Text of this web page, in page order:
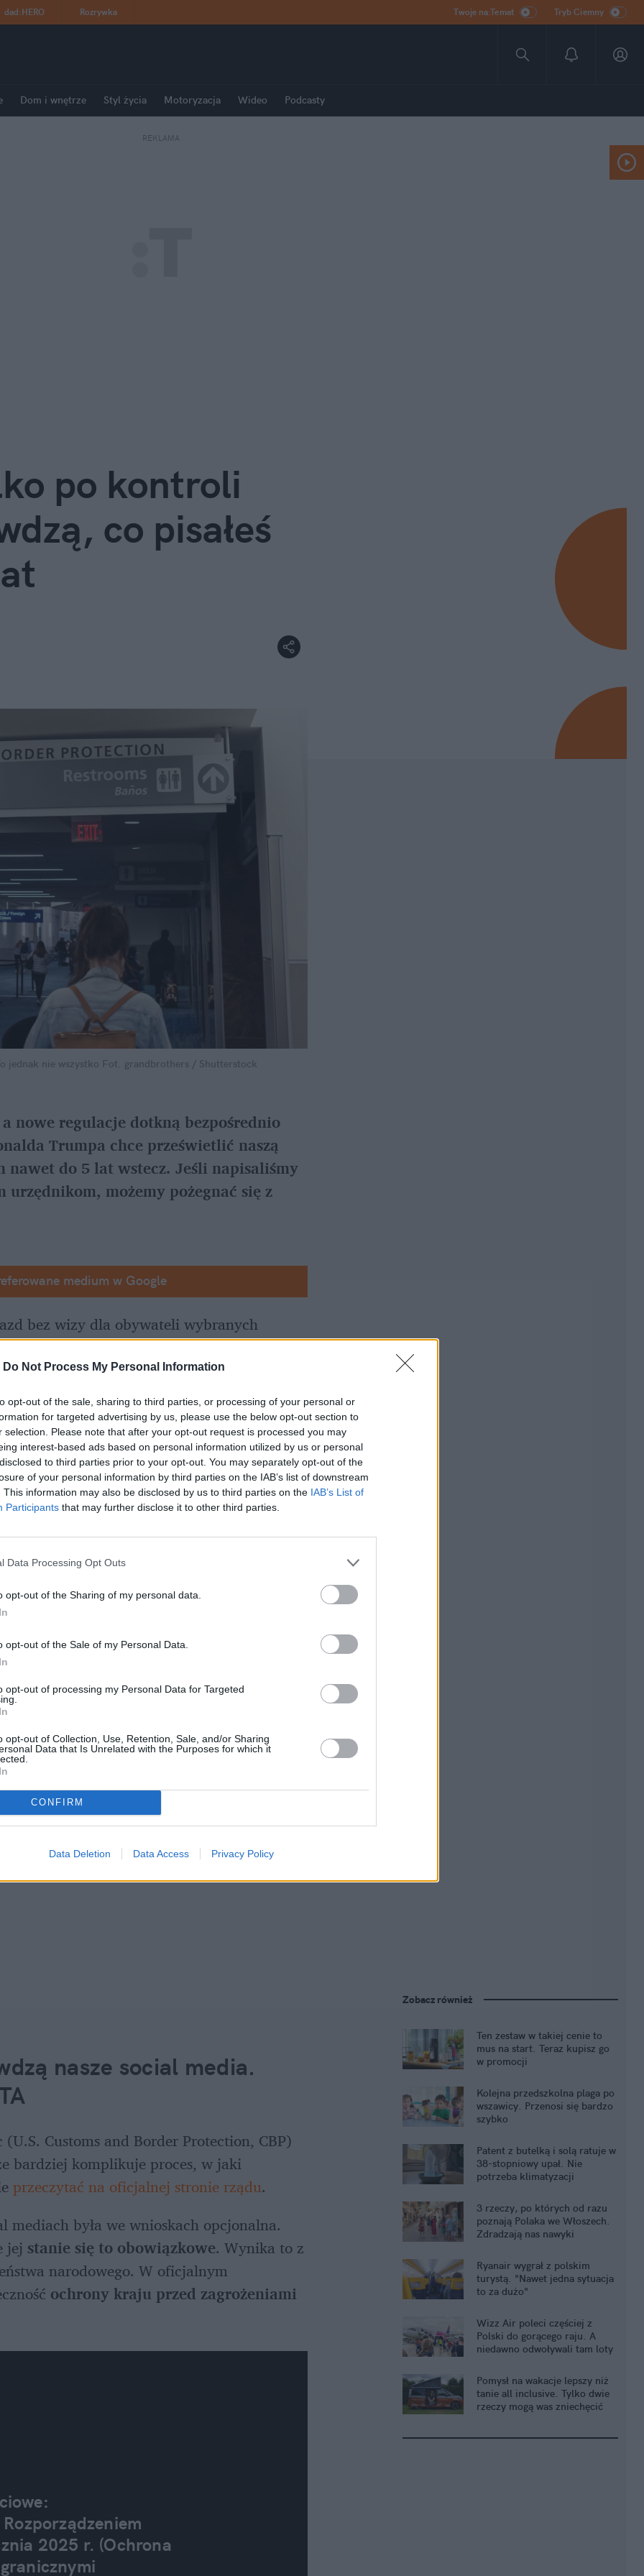
Do Not Process My Personal Information
opt-out of the sale, sharing to third parties, or processing of your personal or
for targeted advertising by us, please use the below opt-out section to
selection. Please note that after your opt-out request is processed you may
interest-based ads based on personal information utilized by us or personal
to third parties prior to your opt-out. You may separately opt-out of the
of your personal information by third parties on the IAB’s list of downstream
This information may also be disclosed by us to third parties on the IAB’s List of
Participants that may further disclose it to other third parties.
Data Processing Opt Outs
opt-out of the Sharing of my personal data.
opt-out of the Sale of my Personal Data.
opt-out of processing my Personal Data for Targeted
opt-out of Collection, Use, Retention, Sale, and/or Sharing
Data that Is Unrelated with the Purposes for which it
CONFIRM
Data Deletion Data Access Privacy Policy
dad:HERO Rozrywka Twoje na:Temat Tryb Ciemny
Dom i wnętrze Styl życia Motoryzacja Wideo Podcasty
REKLAMA
po kontroli
co pisałeś
jednak nie wszystko Fot. grandbrothers / Shutterstock
nowe regulacje dotkną bezpośrednio
Trumpa chce prześwietlić naszą
nawet do 5 lat wstecz. Jeśli napisaliśmy
możemy pożegnać się z
medium w Google
bez wizy dla obywateli wybranych
to już za mało, by dostać się do
że procedury są ciągle zaostrzane,
na fotografowanie w celach biometrycznych
się nie skończą.
nasze social media.
Customs and Border Protection, CBP)
bardziej komplikuje proces, w jaki
przeczytać na oficjalnej stronie rządu.
była we wnioskach opcjonalna.
jej stanie się to obowiązkowe. Wynika to z
narodowego. W oficjalnym
ochrony kraju przed zagrożeniami
2025 r. (Ochrona
Zobacz również
Ten zestaw w takiej cenie to
mus na start. Teraz kupisz go
w promocji
Kolejna przedszkolna plaga po
wszawicy. Przenosi się bardzo
szybko
Patent z butelką i solą ratuje w
38-stopniowy upał. Nie
potrzeba klimatyzacji
3 rzeczy, po których od razu
poznają Polaka we Włoszech.
Zdradzają nas nawyki
Ryanair wygrał z polskim
turystą. "Nawet jedna sytuacja
to za dużo"
Wizz Air poleci częściej z
Polski do gorącego raju. A
niedawno odwoływali tam loty
Pomysł na wakacje lepszy niż
tanie all inclusive. Tylko dwie
rzeczy mogą was zniechęcić